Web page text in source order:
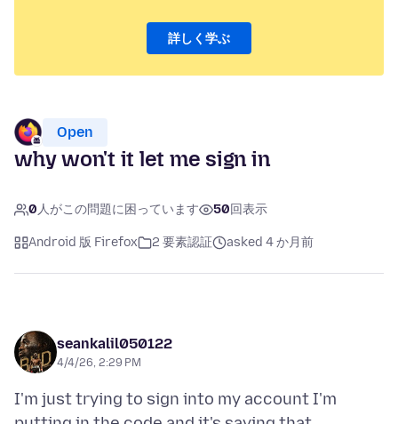
詳しく学ぶ
Open
why won't it let me sign in
0人がこの問題に困っています 50回表示
Android 版 Firefox 2 要素認証 asked 4 か月前
seankalil050122
4/4/26, 2:29 PM
I'm just trying to sign into my account I'm